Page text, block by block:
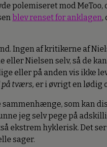
polemiseret mod MeToo,
blev renset for anklagen,
Ingen af kritikerne af
Nielsen selv, så de
eller på anden vis ikke
på tværs, er i øvrigt en lødig
som kan
jeg selv pege på
ekstrem hyklerisk. Det
sager.